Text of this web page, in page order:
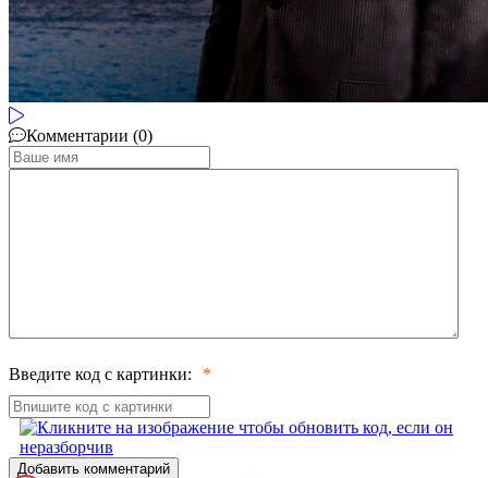
Комментарии (0)
Введите код с картинки:
Добавить комментарий